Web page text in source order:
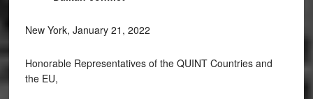
New York, January 21, 2022
Honorable Representatives of the QUINT Countries and
the EU,